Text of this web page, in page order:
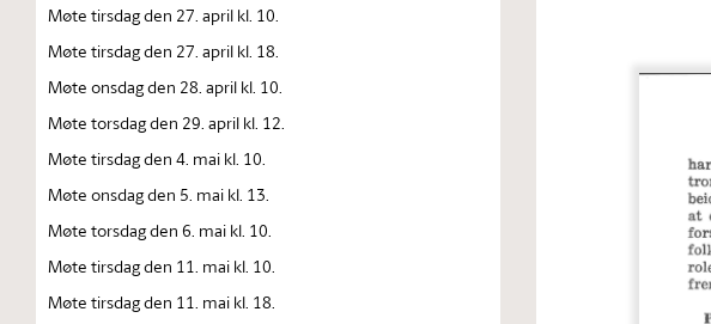
Møte tirsdag den 27. april kl. 10.
Møte tirsdag den 27. april kl. 18.
Møte onsdag den 28. april kl. 10.
Møte torsdag den 29. april kl. 12.
Møte tirsdag den 4. mai kl. 10.
Møte onsdag den 5. mai kl. 13.
Møte torsdag den 6. mai kl. 10.
Møte tirsdag den 11. mai kl. 10.
Møte tirsdag den 11. mai kl. 18.